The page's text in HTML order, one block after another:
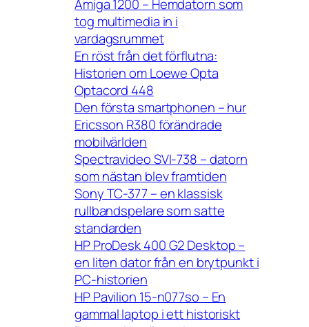
Amiga 1200 – Hemdatorn som
tog multimedia in i
vardagsrummet
En röst från det förflutna:
Historien om Loewe Opta
Optacord 448
Den första smartphonen – hur
Ericsson R380 förändrade
mobilvärlden
Spectravideo SVI-738 – datorn
som nästan blev framtiden
Sony TC-377 – en klassisk
rullbandspelare som satte
standarden
HP ProDesk 400 G2 Desktop –
en liten dator från en brytpunkt i
PC-historien
HP Pavilion 15-n077so – En
gammal laptop i ett historiskt